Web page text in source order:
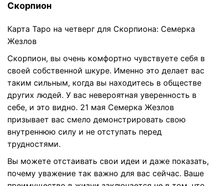
Скорпион
Карта Таро на четверг для Скорпиона: Семерка
Жезлов
Скорпион, вы очень комфортно чувствуете себя в
своей собственной шкуре. Именно это делает вас
таким сильным, когда вы находитесь в обществе
других людей. У вас невероятная уверенность в
себе, и это видно. 21 мая Семерка Жезлов
призывает вас смело демонстрировать свою
внутреннюю силу и не отступать перед
трудностями.
Вы можете отстаивать свои идеи и даже показать,
почему уважение так важно для вас сейчас. Ваше